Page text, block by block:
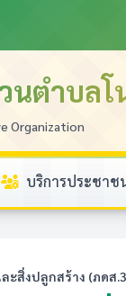
นตำบล
Organization
บริการประชาช
สิ่งปลูกสร้าง (ภดส